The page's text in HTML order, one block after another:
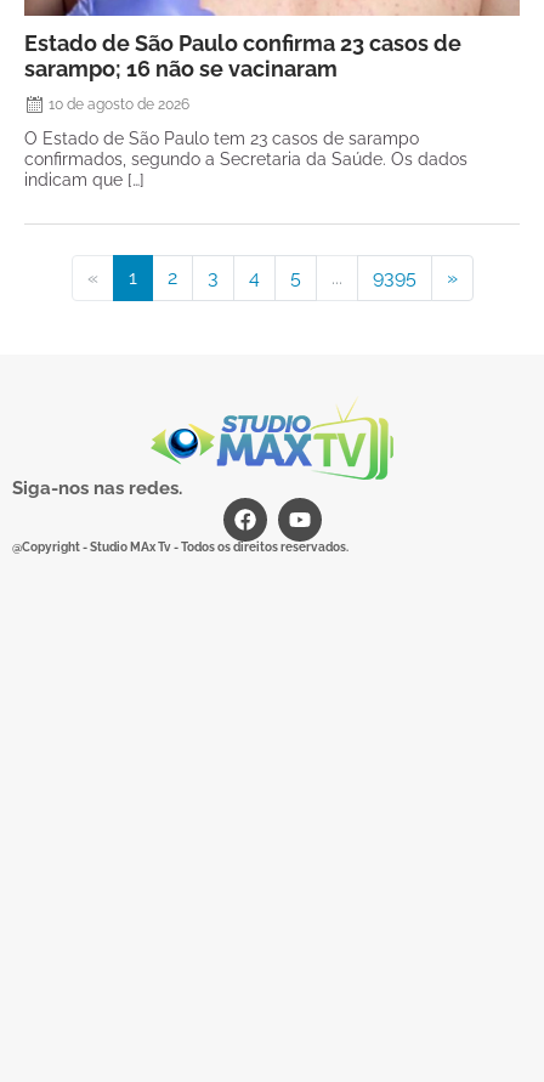
Estado de São Paulo confirma 23 casos de
sarampo; 16 não se vacinaram
10 de agosto de 2026
O Estado de São Paulo tem 23 casos de sarampo
confirmados, segundo a Secretaria da Saúde. Os dados
indicam que […]
« 1 2 3 4 5 ... 9395 »
Siga-nos nas redes.
@Copyright - Studio MAx Tv - Todos os direitos reservados.